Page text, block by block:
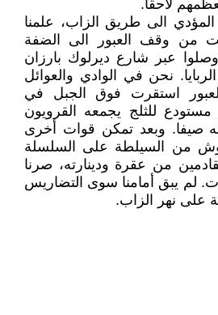
لاحقاً.
المؤدي الى طريق الزاب، علمنا
من وقف العبور الى الضفة
عبر شارع ديرلوك بارزان
نحن في الوادي والعوائل
استقرت فوق الجبل في
للثلج يجمعه القرويون
صيفا. وبعد تمكن قوات أخرى
من السيلطة على السلسلة
من عقرة ودينارته، صرنا
لم يبق أمامنا سوى التضاريس
على نهر الزاب.